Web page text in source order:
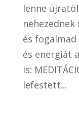
lenne
és
és energiát
is:
lefestett...